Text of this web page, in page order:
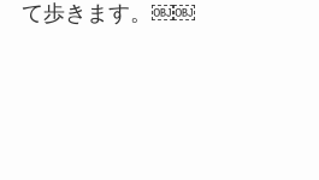
て歩きます。￼￼